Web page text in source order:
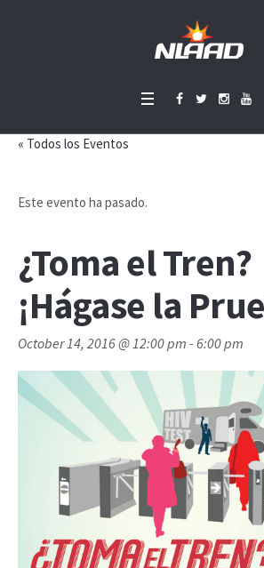
« Todos los Eventos
Este evento ha pasado.
¿Toma el Tren?
¡Hágase la
October 14, 2016 @ 12:00 pm -6:00 pm